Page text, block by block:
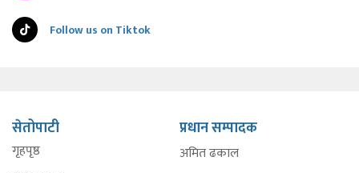
Follow us on Tiktok
सेतोपाटी
गृहपृष्ठ
प्रधान सम्पादक
अमित ढकाल